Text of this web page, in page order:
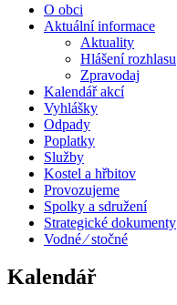
O obci
Aktuální informace
Aktuality
Hlášení rozhlasu
Zpravodaj
Kalendář akcí
Vyhlášky
Odpady
Poplatky
Služby
Kostel a hřbitov
Provozujeme
Spolky a sdružení
Strategické dokumenty
Vodné ⁄ stočné
Kalendář